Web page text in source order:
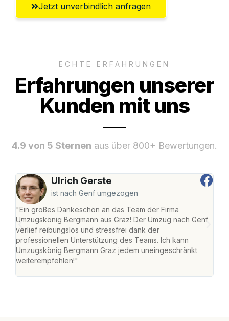
Jetzt unverbindlich anfragen
ECHTE ERFAHRUNGEN
Erfahrungen unserer
Kunden mit uns
4.9 von 5 Sternen aus über 800+ Bewertungen.
Ulrich Gerste
ist nach Genf umgezogen
"Ein großes Dankeschön an das Team der Firma
Umzugskönig Bergmann aus Graz! Der Umzug nach Genf
verlief reibungslos und stressfrei dank der
professionellen Unterstützung des Teams. Ich kann
Umzugskönig Bergmann Graz jedem uneingeschränkt
weiterempfehlen!"